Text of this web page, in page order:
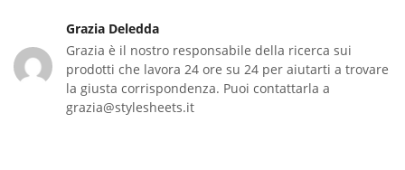
Grazia Deledda
Grazia è il nostro responsabile della ricerca sui
prodotti che lavora 24 ore su 24 per aiutarti a trovare
la giusta corrispondenza. Puoi contattarla a
grazia@stylesheets.it